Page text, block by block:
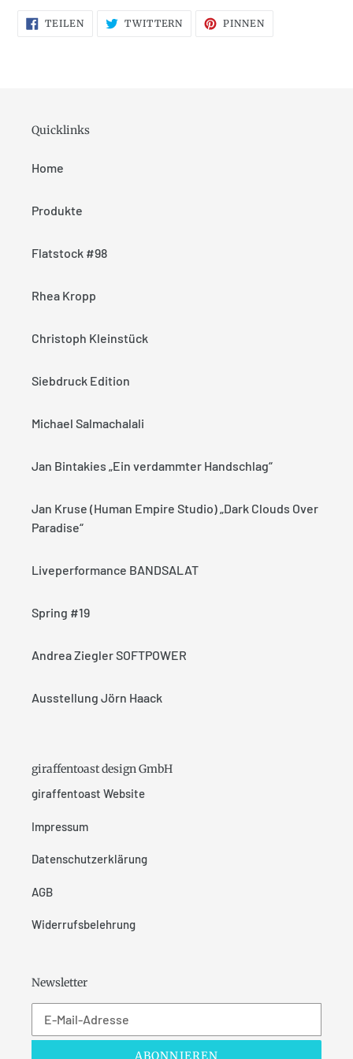
TEILENAUF
FACEBOOK
TWITTERN
TWITTER
PINNEN
Quicklinks
Home
Produkte
Flatstock #98
Rhea Kropp
Christoph Kleinstück
Siebdruck Edition
Michael Salmachalali
Jan Bintakies „Ein verdammter Handschlag“
Jan Kruse (Human Empire Studio) „Dark Clouds Over
Paradise“
Liveperformance BANDSALAT
Spring #19
Andrea Ziegler SOFTPOWER
Ausstellung Jörn Haack
giraffentoast design GmbH
giraffentoast Website
Impressum
Datenschutzerklärung
AGB
Widerrufsbelehrung
Newsletter
ABONNIEREN